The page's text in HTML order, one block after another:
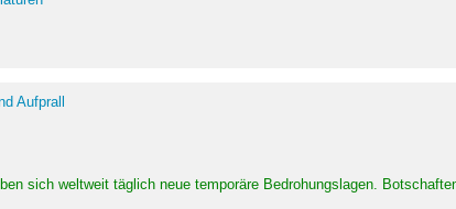
Aufprall
sich weltweit täglich neue temporäre Bedrohungslagen.